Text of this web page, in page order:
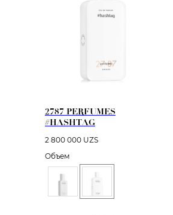
2787 PERFUMES
#HASHTAG
2 800 000 UZS
Объем